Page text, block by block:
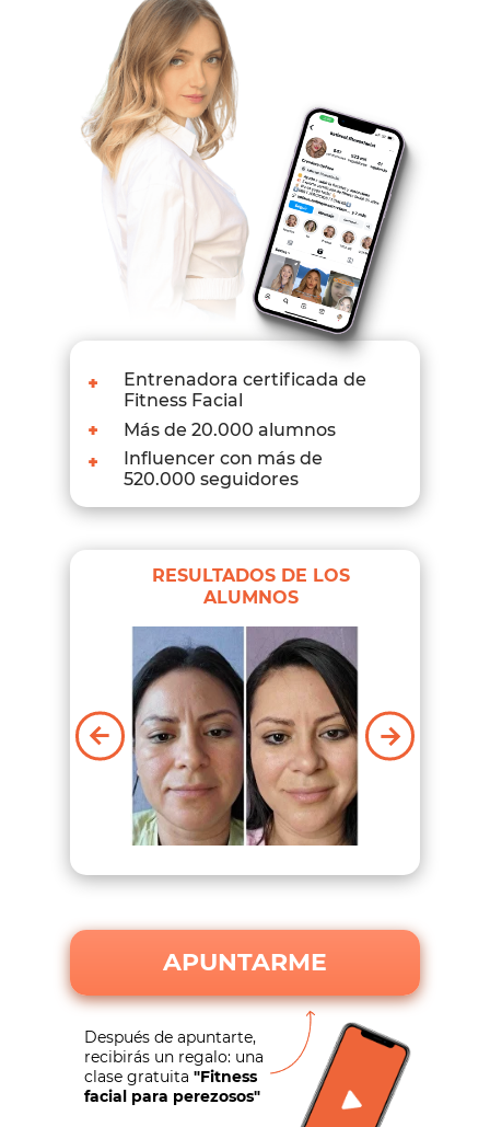
+
Entrenadora certificada de
Fitness Facial
+ Más de 20.000 alumnos
+
Influencer con más de
520.000 seguidores
Después de apuntarte,
recibirás un regalo: una
clase gratuita "Fitness
facial para perezosos"
RESULTADOS DE LOS
ALUMNOS
APUNTARME